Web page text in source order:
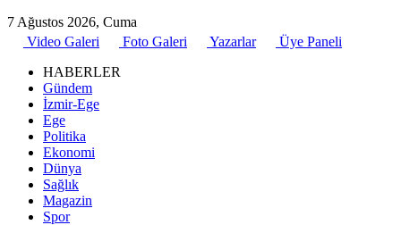
7 Ağustos 2026, Cuma
Video Galeri
Foto Galeri Yazarlar
Üye Paneli
HABERLER
Gündem
İzmir-Ege
Ege
Politika
Ekonomi
Dünya
Sağlık
Magazin
Spor